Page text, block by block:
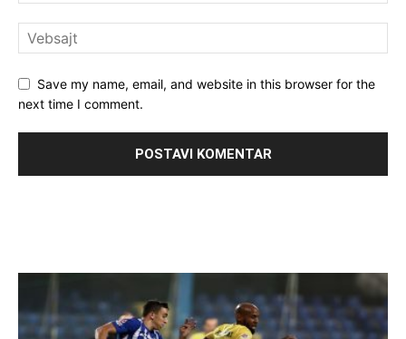
Save my name, email, and website in this browser for the
next time I comment.